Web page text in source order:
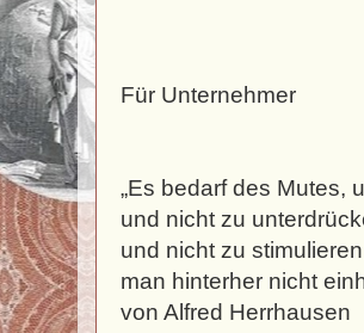
Für Unternehmer
„Es bedarf des Mutes,
und nicht zu
und nicht zu
man hinterher nicht
von Alfred Herrhausen